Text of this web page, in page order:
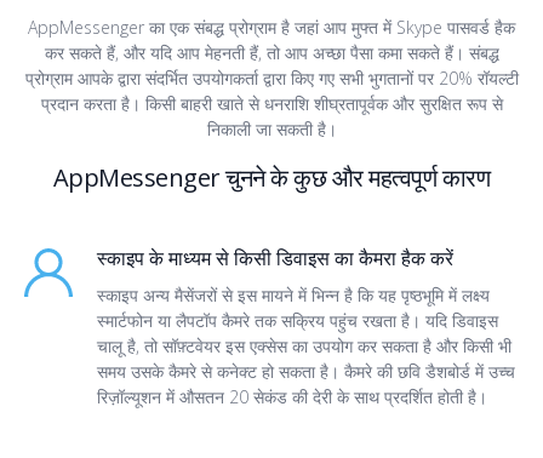
AppMessenger का एक संबद्ध प्रोग्राम है जहां आप मुफ्त में Skype पासवर्ड हैक
कर सकते हैं, और यदि आप मेहनती हैं, तो आप अच्छा पैसा कमा सकते हैं। संबद्ध
प्रोग्राम आपके द्वारा संदर्भित उपयोगकर्ता द्वारा किए गए सभी भुगतानों पर 20% रॉयल्टी
प्रदान करता है। किसी बाहरी खाते से धनराशि शीघ्रतापूर्वक और सुरक्षित रूप से
निकाली जा सकती है।
AppMessenger चुनने के कुछ और महत्वपूर्ण कारण
स्काइप के माध्यम से किसी डिवाइस का कैमरा हैक करें
स्काइप अन्य मैसेंजरों से इस मायने में भिन्न है कि यह पृष्ठभूमि में लक्ष्य
स्मार्टफोन या लैपटॉप कैमरे तक सक्रिय पहुंच रखता है। यदि डिवाइस
चालू है, तो सॉफ़्टवेयर इस एक्सेस का उपयोग कर सकता है और किसी भी
समय उसके कैमरे से कनेक्ट हो सकता है। कैमरे की छवि डैशबोर्ड में उच्च
रिज़ॉल्यूशन में औसतन 20 सेकंड की देरी के साथ प्रदर्शित होती है।